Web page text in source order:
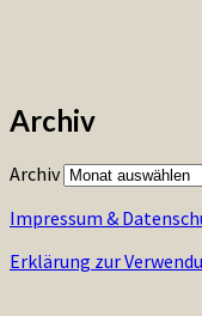
Archiv
Archiv
Impressum &
Erklärung zur